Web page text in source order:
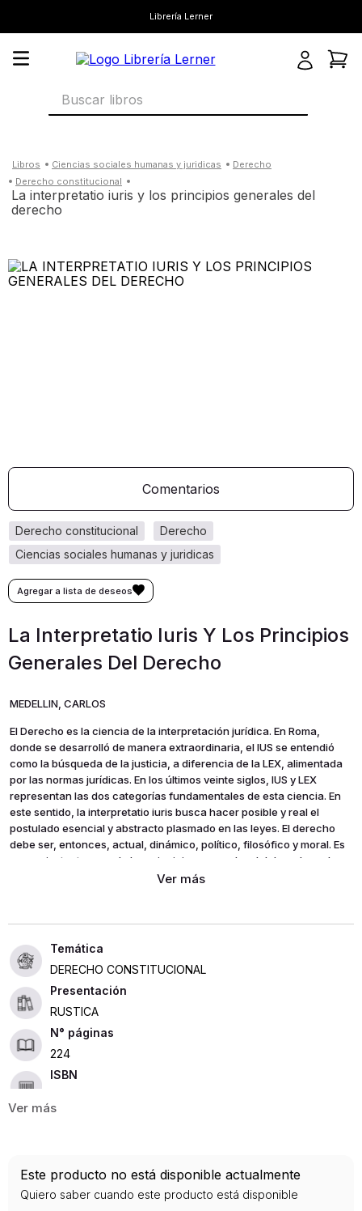
Librería Lerner
Buscar libros
ciencias sociales humanas y juridicas
derecho
derecho constitucional
la interpretatio iuris y los principios generales del
derecho
Comentarios
ciencias sociales humanas y juridicas
derecho
derecho constitucional
La Interpretatio Iuris Y Los Principios
Generales Del Derecho
MEDELLIN, CARLOS
El Derecho es la ciencia de la interpretación jurídica. En Roma,
donde se desarrolló de manera extraordinaria, el IUS se entendió
como la búsqueda de la justicia, a diferencia de la LEX, alimentada
por las normas jurídicas. En los últimos veinte siglos, IUS y LEX
representan las dos categorías fundamentales de esta ciencia. En
este sentido, la interpretatio iuris busca hacer posible y real el
postulado esencial y abstracto plasmado en las leyes. El derecho
debe ser, entonces, actual, dinámico, político, filosófico y moral. Es
en ese instante cuando los principios generales del derecho cobran
especial vigencia y dinamismo, y por ello resulta urgente reflexionar
recopilar los principios jurídicos que la Corte Suprema de Justicia y
el Consejo de Estado han plasmado en su jurisprudencia en los
últimos veinticinco años.
DERECHO CONSTITUCIONAL
Presentación
RUSTICA
224
ISBN
Editorial
2017
Este producto no está disponible actualmente
Quiero saber cuando este producto está disponible